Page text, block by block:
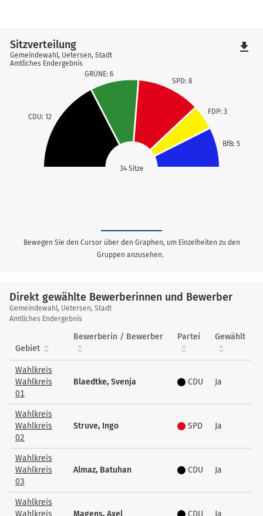
34 Sitze
CDU: 12
GRÜNE: 6
SPD: 8
FDP: 3
BfB: 5
Sitzverteilung
Gemeindewahl, Uetersen, Stadt
Amtliches Endergebnis
file_download
Bewegen Sie den Cursor über den Graphen, um Einzelheiten zu den
Gruppen anzusehen.
Direkt gewählte Bewerberinnen und Bewerber
Direkt
gewählte
Bewerberinnen
und
Bewerber
Gemeindewahl, Uetersen, Stadt
Amtliches Endergebnis
Gebiet
Bewerberin / Bewerber Partei Gewählt
Wahlkreis
Wahlkreis
01
Blaedtke, Svenja CDU Ja
Wahlkreis
Wahlkreis
02
Struve, Ingo SPD Ja
Wahlkreis
Wahlkreis
03
Almaz, Batuhan CDU Ja
Wahlkreis
Wahlkreis
Magens, Axel CDU Ja